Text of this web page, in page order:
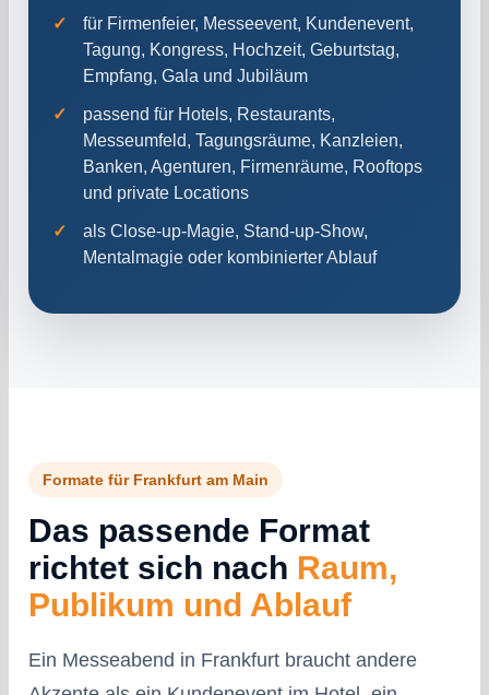
für Firmenfeier, Messeevent, Kundenevent,
Tagung, Kongress, Hochzeit, Geburtstag,
Empfang, Gala und Jubiläum
passend für Hotels, Restaurants,
Messeumfeld, Tagungsräume, Kanzleien,
Banken, Agenturen, Firmenräume, Rooftops
und private Locations
als Close-up-Magie, Stand-up-Show,
Mentalmagie oder kombinierter Ablauf
Formate für Frankfurt am Main
Das passende Format
richtet sich nach Raum,
Publikum und Ablauf
Ein Messeabend in Frankfurt braucht andere